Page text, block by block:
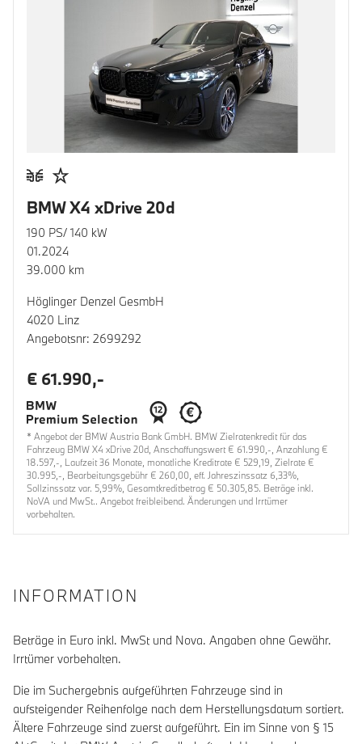
BMW X4 xDrive 20d
190 PS/ 140 kW
01.2024
39.000 km
Höglinger Denzel GesmbH
4020 Linz
Angebotsnr: 2699292
€ 61.990,-
* Angebot der BMW Austria Bank GmbH. BMW Zielratenkredit für das
Fahrzeug BMW X4 xDrive 20d, Anschaffungswert € 61.990,-, Anzahlung €
18.597,-, Laufzeit 36 Monate, monatliche Kreditrate € 529,19, Zielrate €
30.995,-, Bearbeitungsgebühr € 260,00, eff. Jahreszinssatz 6,33%,
Sollzinssatz var. 5,99%, Gesamtkreditbetrag € 50.305,85. Beträge inkl.
NoVA und MwSt.. Angebot freibleibend. Änderungen und Irrtümer
vorbehalten.
INFORMATION
Beträge in Euro inkl. MwSt und Nova. Angaben ohne Gewähr.
Irrtümer vorbehalten.
Die im Suchergebnis aufgeführten Fahrzeuge sind in
aufsteigender Reihenfolge nach dem Herstellungsdatum sortiert.
Ältere Fahrzeuge sind zuerst aufgeführt. Ein im Sinne von § 15